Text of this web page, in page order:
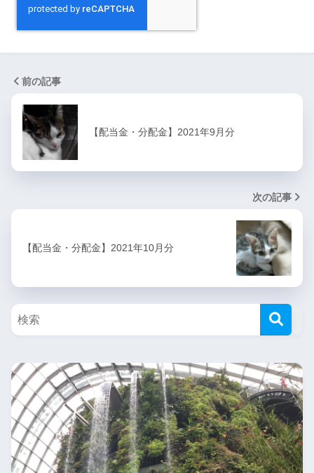
前の記事
【配当金・分配金】2021年9月分
次の記事
【配当金・分配金】2021年10月分